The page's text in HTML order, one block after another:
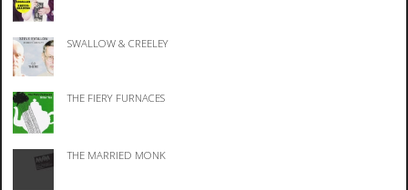
SWALLOW & CREELEY
THE FIERY FURNACES
THE MARRIED MONK